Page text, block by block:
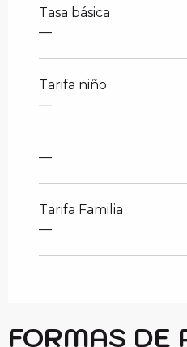
Tasa básica
—
Tarifa niño
—
—
Tarifa Familia
—
FORMAS DE